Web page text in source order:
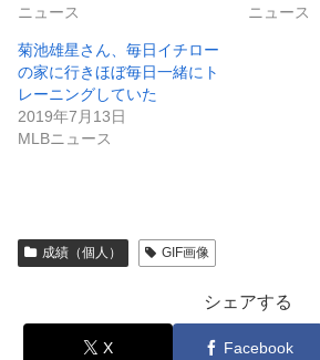
ニュース
ニュース
菊池雄星さん、毎日イチロー
の家に行きほぼ毎日一緒にト
レーニングしていた
2019年7月13日
MLBニュース
成績（個人） GIF画像
シェアする
X Facebook